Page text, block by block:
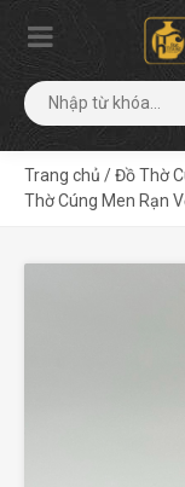
Trang chủ /Đồ Thờ
Thờ Cúng Men Rạn